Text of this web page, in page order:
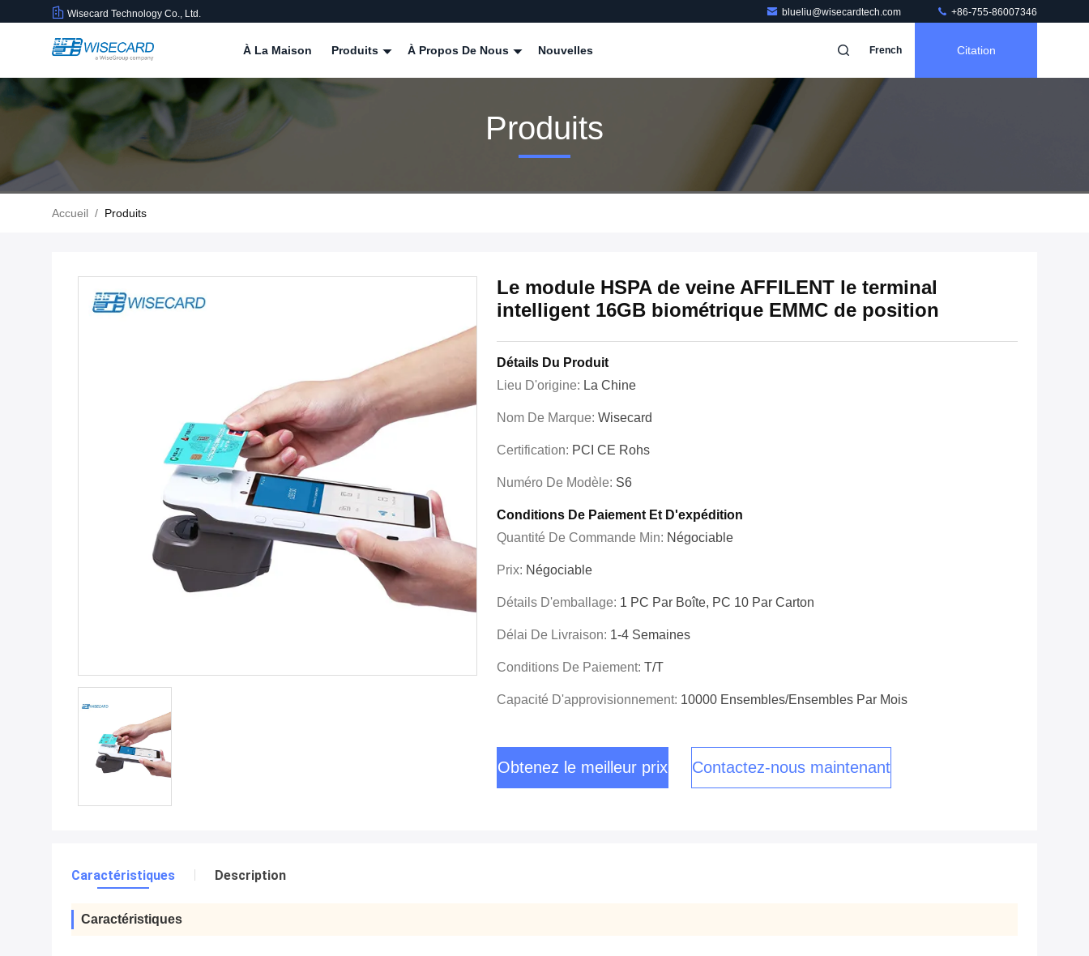
Wisecard Technology Co., Ltd. blueliu@wisecardtech.com +86-755-86007346
À La Maison Produits À Propos De Nous Nouvelles French Citation
Produits
Accueil / Produits
Le module HSPA de veine AFFILENT le terminal
intelligent 16GB biométrique EMMC de position
Détails Du Produit
Lieu D'origine: La Chine
Nom De Marque: Wisecard
Certification: PCI CE Rohs
Numéro De Modèle: S6
Conditions De Paiement Et D'expédition
Quantité De Commande Min: Négociable
Prix: Négociable
Détails D'emballage: 1 PC Par Boîte, PC 10 Par Carton
Délai De Livraison: 1-4 Semaines
Conditions De Paiement: T/T
Capacité D'approvisionnement: 10000 Ensembles/ensembles Par Mois
Obtenez le meilleur prix Contactez-nous maintenant
Caractéristiques Description
Caractéristiques